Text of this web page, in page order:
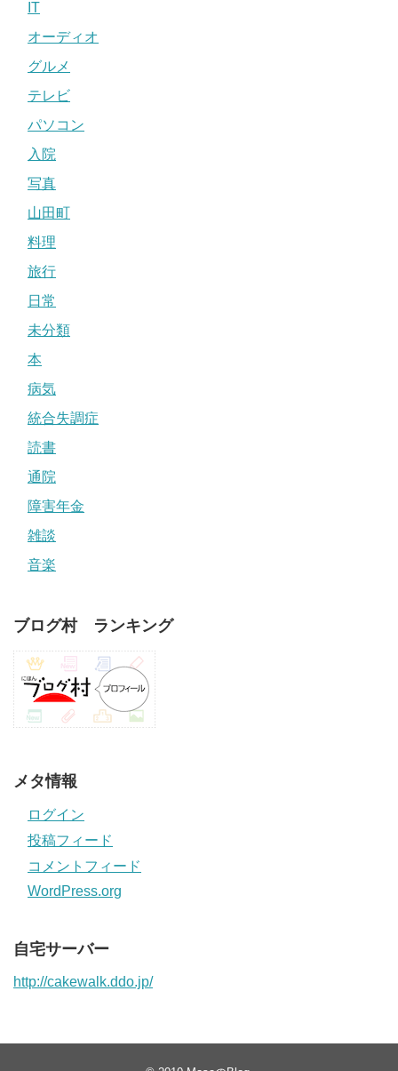
IT
オーディオ
グルメ
テレビ
パソコン
入院
写真
山田町
料理
旅行
日常
未分類
本
病気
統合失調症
読書
通院
障害年金
雑談
音楽
ブログ村 ランキング
メタ情報
ログイン
投稿フィード
コメントフィード
WordPress.org
自宅サーバー
http://cakewalk.ddo.jp/